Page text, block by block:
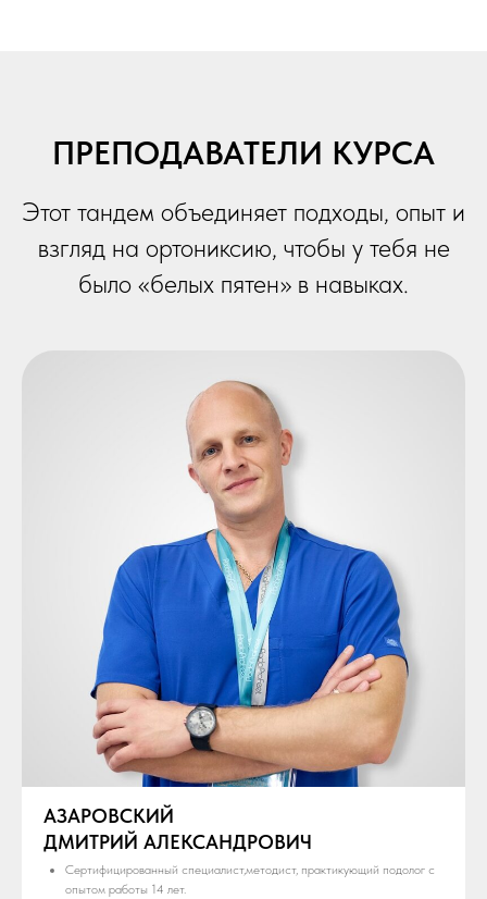
ПРЕПОДАВАТЕЛИ КУРСА
Этот тандем объединяет подходы, опыт и
взгляд на ортониксию, чтобы у тебя не
было «белых пятен» в навыках.
АЗАРОВСКИЙ
ДМИТРИЙ АЛЕКСАНДРОВИЧ
Сертифицированный специалист,методист, практикующий подолог с
опытом работы 14 лет.